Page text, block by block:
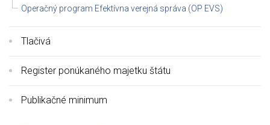
Operačný program Efektívna verejná správa (OP EVS)
Tlačivá
Register ponúkaného majetku štátu
Publikačné minimum